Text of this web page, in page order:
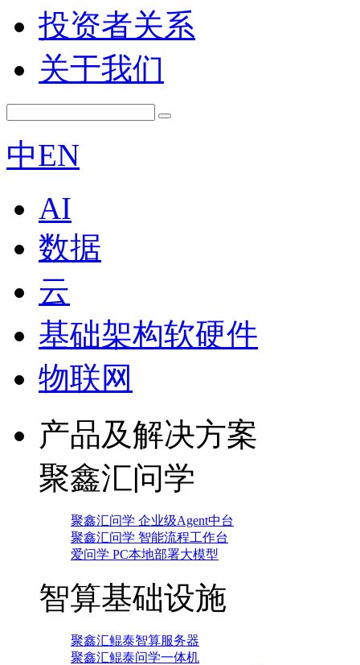
投资者关系
关于我们
中EN
AI
数据
云
基础架构软硬件
物联网
产品及解决方案
聚鑫汇问学
聚鑫汇问学 企业级Agent中台
聚鑫汇问学 智能流程工作台
爱问学 PC本地部署大模型
智算基础设施
聚鑫汇鲲泰智算服务器
聚鑫汇鲲泰问学一体机